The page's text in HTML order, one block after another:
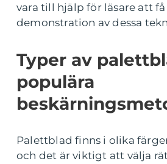
vara till hjälp för läsare att få
demonstration av dessa
Typer av
populära
Palettblad finns i olika
och det är viktigt att välja